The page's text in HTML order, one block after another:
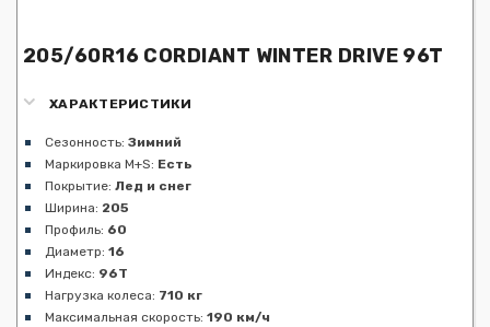
205/60R16 CORDIANT WINTER DRIVE 96T
ХАРАКТЕРИСТИКИ
Сезонность: Зимний
Маркировка M+S: Есть
Покрытие: Лед и снег
Ширина: 205
Профиль: 60
Диаметр: 16
Индекс: 96T
Нагрузка колеса: 710 кг
Максимальная скорость: 190 км/ч